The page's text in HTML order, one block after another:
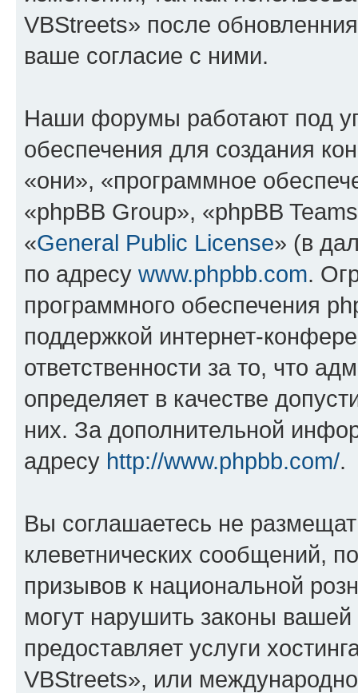
VBStreets» после
ваше согласие с ними.
Наши форумы работают под
обеспечения для создания
«они», «программное
«phpBB Group», «phpBB
«General Public License» (в
по адресу www.phpbb.com.
программного обеспечения
поддержкой интернет-
ответственности за то, что
определяет в качестве
них. За дополнительной
адресу http://www.phpbb.com/.
Вы соглашаетесь не
клеветнических сообщений,
призывов к национальной
могут нарушить законы
предоставляет услуги
VBStreets», или